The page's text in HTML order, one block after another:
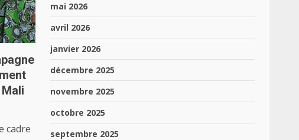
cadre
mai 2026
avril 2026
janvier 2026
décembre 2025
novembre 2025
octobre 2025
septembre 2025